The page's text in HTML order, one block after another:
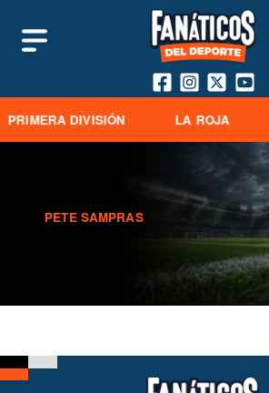
PRIMERA DIVISIÓN LA ROJA
PETE SAMPRAS